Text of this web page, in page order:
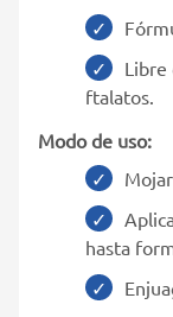
Libre
ftalatos.
Modo de uso:
hasta